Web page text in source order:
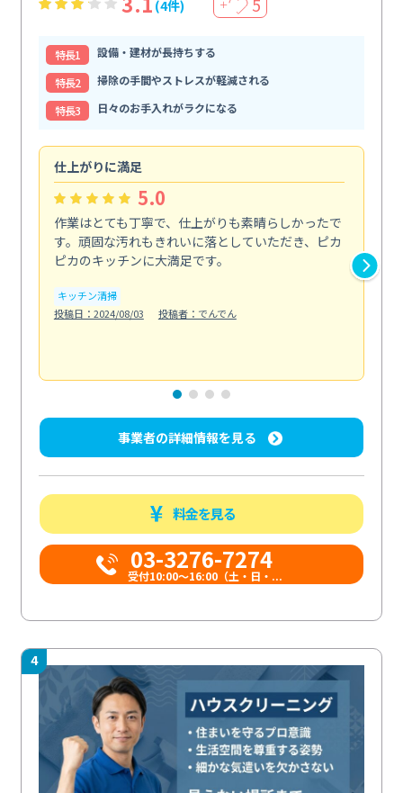
(4件) ＋ 5
特⻑1
設備・建材が長持ちする
特⻑2
掃除の手間やストレスが軽減される
特⻑3
日々のお手入れがラクになる
仕上がりに満足
5.0
作業はとても丁寧で、仕上がりも素晴らしかったで
す。頑固な汚れもきれいに落としていただき、ピカ
ピカのキッチンに大満足です。
キッチン清掃
投稿日：2024/08/03
投稿者：でんでん
事業者の詳細情報を見る
料金を見る
03-3276-7274
受付10:00〜16:00（土・日・...
4